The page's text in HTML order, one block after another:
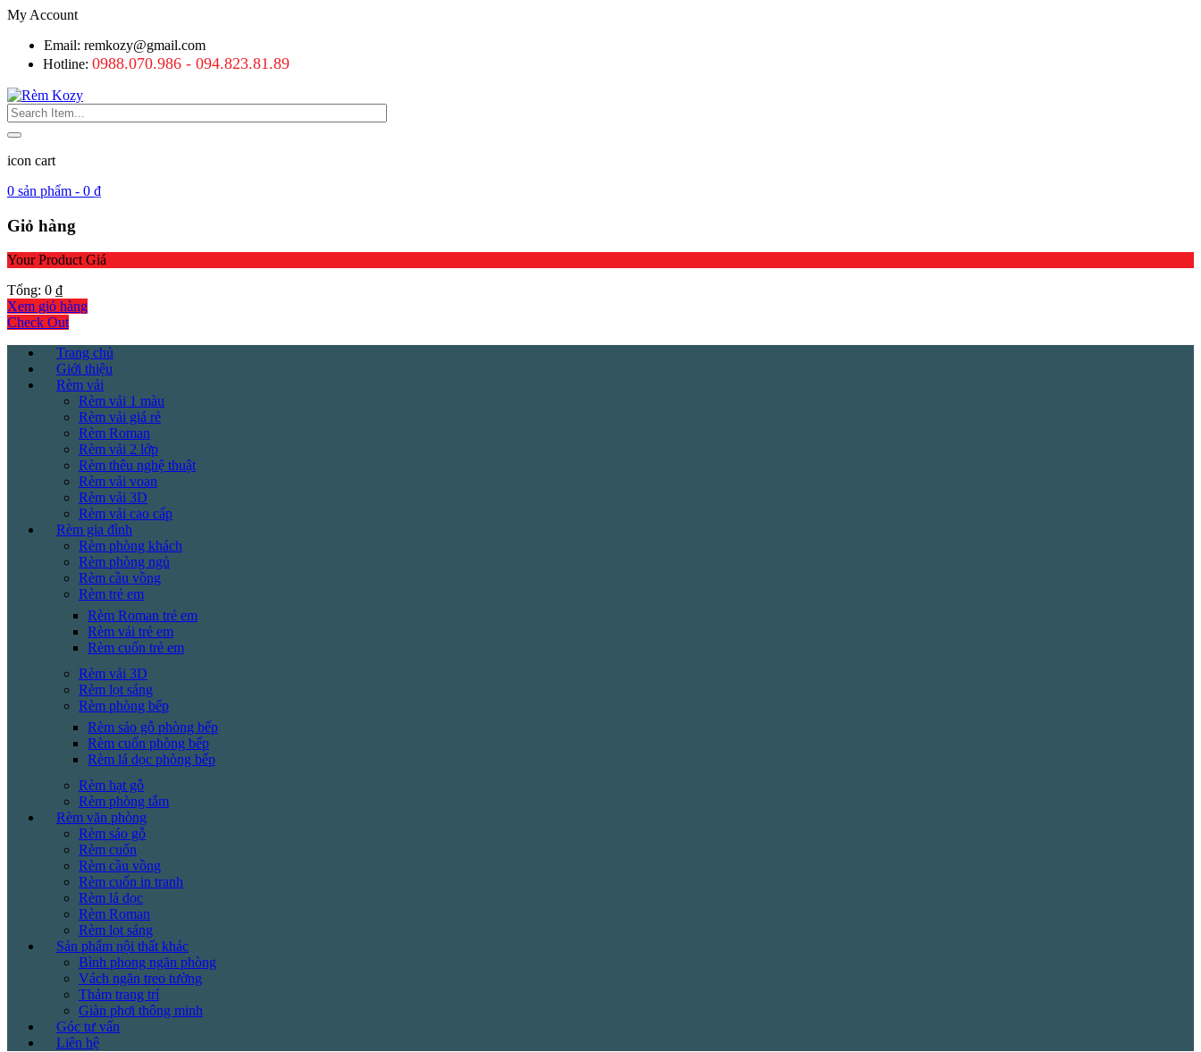
My Account
Email: remkozy@gmail.com
Hotline: 0988.070.986 - 094.823.81.89
icon cart
0 sản phẩm - 0 ₫
Giỏ hàng
Your Product Giá
Tổng: 0 ₫
Xem giỏ hàng
Check Out
Trang chủ
Giới thiệu
Rèm vải
Rèm vải 1 màu
Rèm vải giá rẻ
Rèm Roman
Rèm vải 2 lớp
Rèm thêu nghệ thuật
Rèm vải voan
Rèm vải 3D
Rèm vải cao cấp
Rèm gia đình
Rèm phòng khách
Rèm phòng ngủ
Rèm cầu vồng
Rèm trẻ em
Rèm Roman trẻ em
Rèm vải trẻ em
Rèm cuốn trẻ em
Rèm vải 3D
Rèm lọt sáng
Rèm phòng bếp
Rèm sáo gỗ phòng bếp
Rèm cuốn phòng bếp
Rèm lá dọc phòng bếp
Rèm hạt gỗ
Rèm phòng tắm
Rèm văn phòng
Rèm sáo gỗ
Rèm cuốn
Rèm cầu vồng
Rèm cuốn in tranh
Rèm lá dọc
Rèm Roman
Rèm lọt sáng
Sản phẩm nội thất khác
Bình phong ngăn phòng
Vách ngăn treo tường
Thảm trang trí
Giàn phơi thông minh
Góc tư vấn
Liên hệ